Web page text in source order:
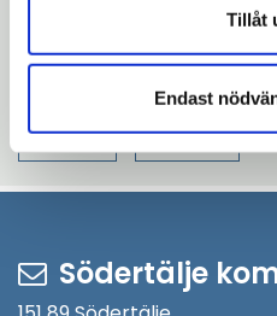
Tillåt
Endast
Uppdaterad: 2026-06-02
Blev du hjälpt av
thumb_up Ja thumb_down Nej
Södertälje